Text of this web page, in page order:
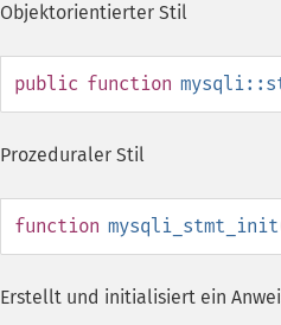
Objektorientierter Stil
public function
Prozeduraler Stil
function mysqli_stmt_init
Erstellt und initialisiert ein